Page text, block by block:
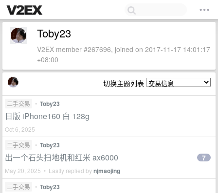
Toby23
V2EX member #267696, joined on 2017-11-17 14:01:17
+08:00
切换主题列表
二手交易 • Toby23
日版 iPhone160 白 128g
Oct 6, 2025
二手交易
• Toby23
出一个石头扫地机和红米 ax6000
May 20, 2025 • Lastly replied bynjmaojing
7
二手交易 • Toby23